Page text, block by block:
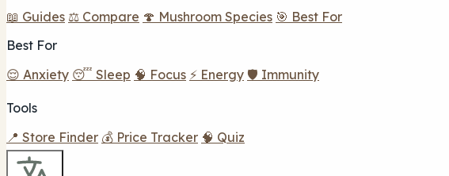
📖 Guides ⚖️ Compare 🍄 Mushroom Species 🎯 Best For
Best For
😌 Anxiety 😴 Sleep 🧠 Focus ⚡ Energy 🛡️ Immunity
Tools
📍 Store Finder 💰 Price Tracker 🧠 Quiz